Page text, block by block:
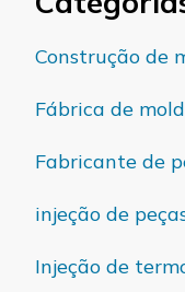
Construção de
Fábrica de
Fabricante de
injeção de
Injeção de